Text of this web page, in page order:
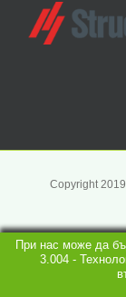
Copyright
При нас може да
3.004 -